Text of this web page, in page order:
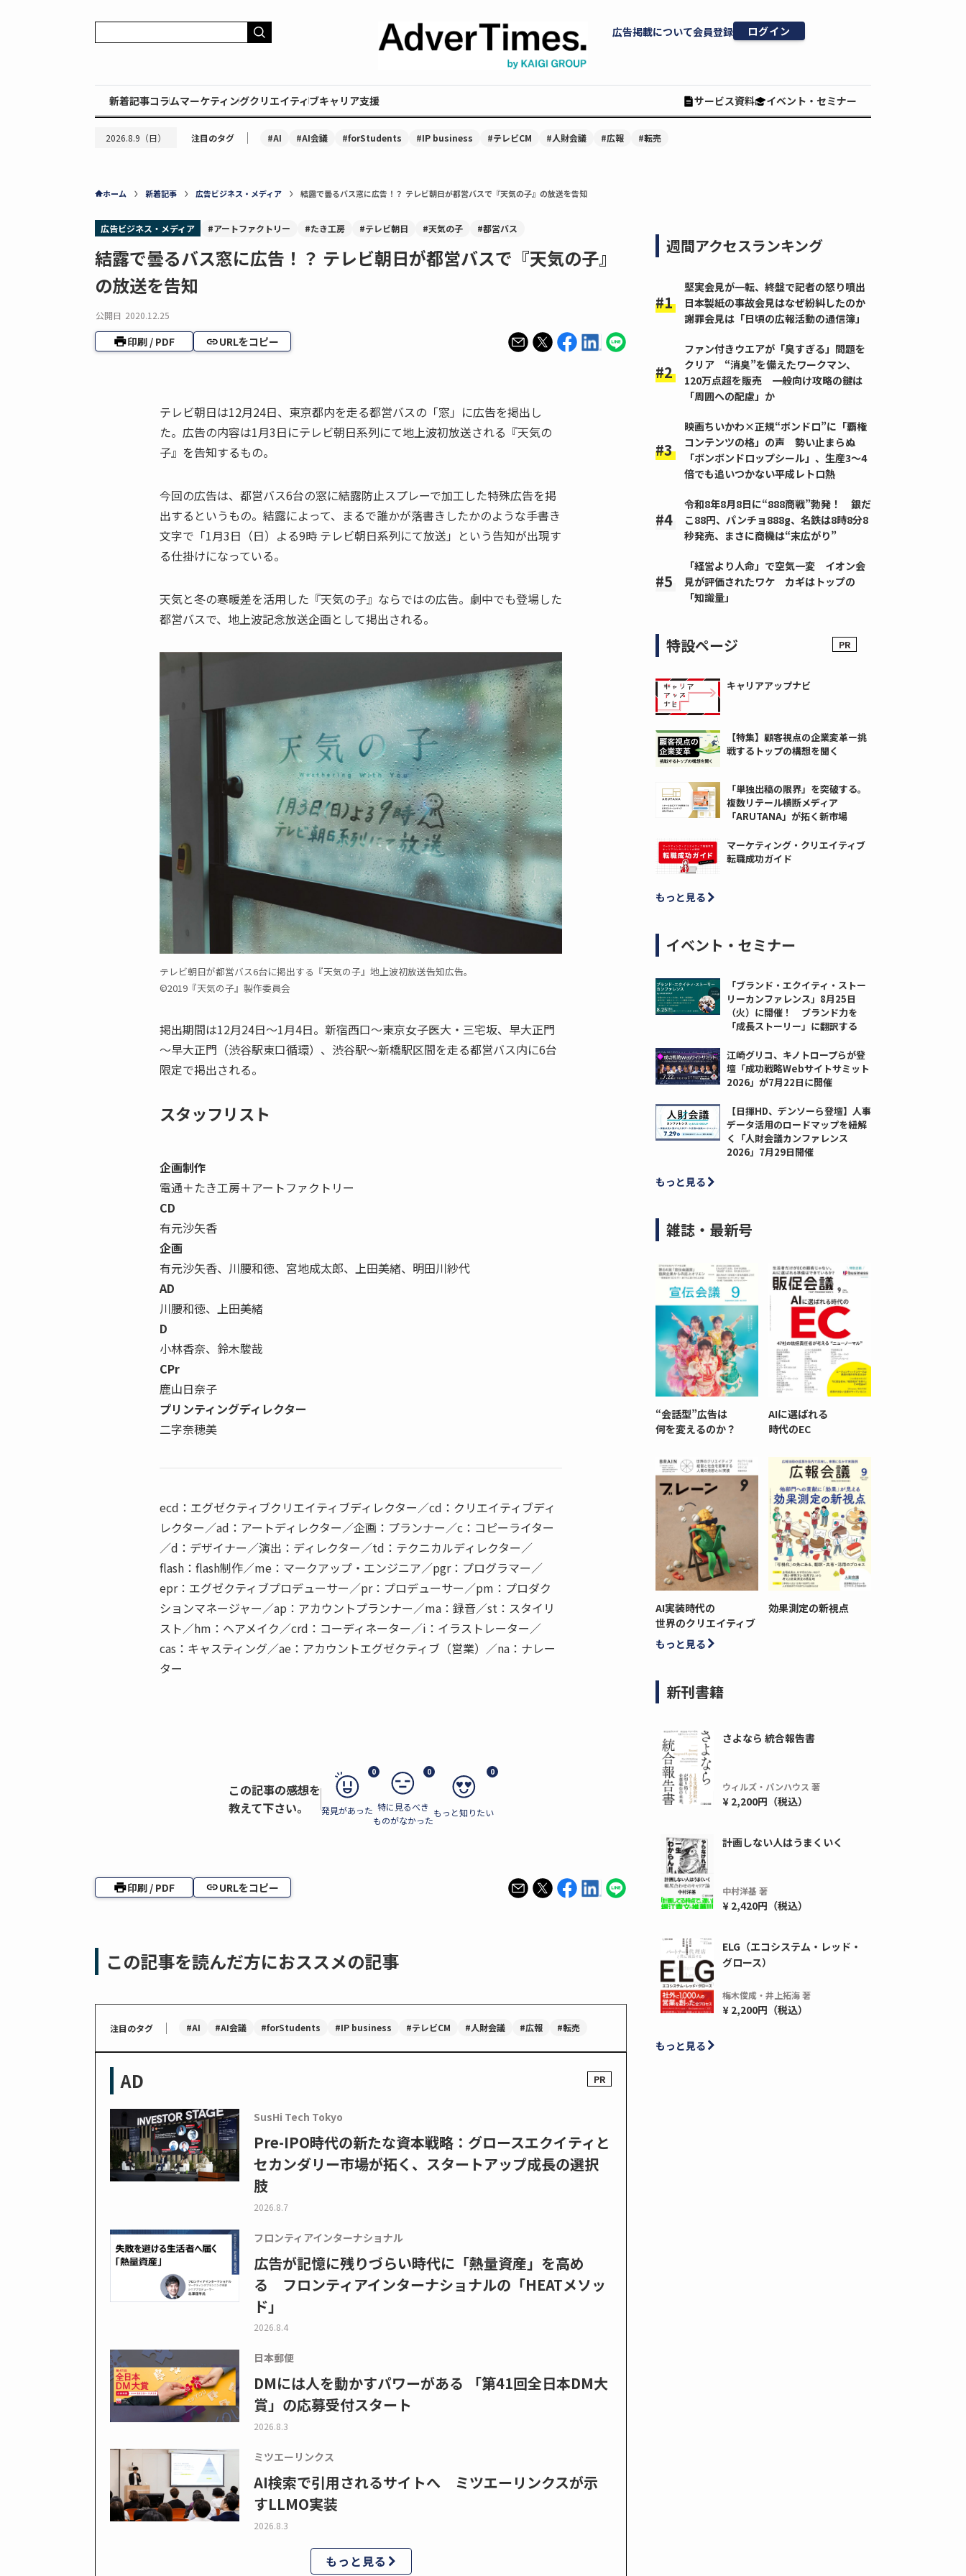
広告掲載について会員登録 ログイン
新着記事コラムマーケティングクリエイティブキャリア支援 サービス資料 イベント・セミナー
2026.8.9（日） 注目のタグ ｜ #AI #AI会議 #forStudents #IP business #テレビCM #人財会議 #広報 #転売
ホーム 新着記事 広告ビジネス・メディア 結露で曇るバス窓に広告！？ テレビ朝日が都営バスで『天気の子』の放送を告知
広告ビジネス・メディア #アートファクトリー #たき工房 #テレビ朝日 #天気の子 #都営バス
結露で曇るバス窓に広告！？ テレビ朝日が都営バスで『天気の子』
の放送を告知
公開日 2020.12.25
印刷 / PDF URLをコピー
テレビ朝日は12月24日、東京都内を走る都営バスの「窓」に広告を掲出し
た。広告の内容は1月3日にテレビ朝日系列にて地上波初放送される『天気の
子』を告知するもの。
今回の広告は、都営バス6台の窓に結露防止スプレーで加工した特殊広告を掲
出するというもの。結露によって、まるで誰かが落書きしたかのような手書き
文字で「1月3日（日）よる9時 テレビ朝日系列にて放送」という告知が出現す
る仕掛けになっている。
天気と冬の寒暖差を活用した『天気の子』ならではの広告。劇中でも登場した
都営バスで、地上波記念放送企画として掲出される。
テレビ朝日が都営バス6台に掲出する『天気の子』地上波初放送告知広告。
©2019『天気の子』製作委員会
掲出期間は12月24日～1月4日。新宿西口～東京女子医大・三宅坂、早大正門
～早大正門（渋谷駅東口循環）、渋谷駅～新橋駅区間を走る都営バス内に6台
限定で掲出される。
スタッフリスト
企画制作
電通＋たき工房＋アートファクトリー
CD
有元沙矢香
企画
有元沙矢香、川腰和徳、宮地成太郎、上田美緒、明田川紗代
AD
川腰和徳、上田美緒
D
小林香奈、鈴木駿哉
CPr
鹿山日奈子
プリンティングディレクター
二字奈穂美
ecd：エグゼクティブクリエイティブディレクター／cd：クリエイティブディ
レクター／ad：アートディレクター／企画：プランナー／c：コピーライター
／d：デザイナー／演出：ディレクター／td：テクニカルディレクター／
flash：flash制作／me：マークアップ・エンジニア／pgr：プログラマー／
epr：エグゼクティブプロデューサー／pr：プロデューサー／pm：プロダク
ションマネージャー／ap：アカウントプランナー／ma：録音／st：スタイリ
スト／hm：ヘアメイク／crd：コーディネーター／i：イラストレーター／
cas：キャスティング／ae：アカウントエグゼクティブ（営業）／na：ナレー
ター
この記事の感想を
教えて下さい。
0
発見があった
0
特に見るべき
ものがなかった
0
もっと知りたい
印刷 / PDF URLをコピー
この記事を読んだ方におススメの記事
注目のタグ ｜ #AI #AI会議 #forStudents #IP business #テレビCM #人財会議 #広報 #転売
AD
SusHi Tech Tokyo
Pre-IPO時代の新たな資本戦略：グロースエクイティと
セカンダリー市場が拓く、スタートアップ成長の選択
肢
2026.8.7
フロンティアインターナショナル
広告が記憶に残りづらい時代に「熱量資産」を高め
る フロンティアインターナショナルの「HEATメソッ
ド」
2026.8.4
日本郵便
DMには人を動かすパワーがある 「第41回全日本DM大
賞」の応募受付スタート
2026.8.3
ミツエーリンクス
AI検索で引用されるサイトへ ミツエーリンクスが示
すLLMO実装
2026.8.3
もっと見る
週間アクセスランキング
堅実会見が一転、終盤で記者の怒り噴出
日本製紙の事故会見はなぜ紛糾したのか
謝罪会見は「日頃の広報活動の通信簿」
ファン付きウエアが「臭すぎる」問題を
クリア “消臭”を備えたワークマン、
120万点超を販売 一般向け攻略の鍵は
「周囲への配慮」か
映画ちいかわ×正規“ボンドロ”に「覇権
コンテンツの格」の声 勢い止まらぬ
「ボンボンドロップシール」、生産3～4
倍でも追いつかない平成レトロ熱
令和8年8月8日に“888商戦”勃発！ 銀だ
こ88円、パンチョ888g、名鉄は8時8分8
秒発売、まさに商機は“末広がり”
「経営より人命」で空気一変 イオン会
見が評価されたワケ カギはトップの
「知識量」
特設ページ
キャリアアップナビ
【特集】顧客視点の企業変革ー挑
戦するトップの構想を聞く
「単独出稿の限界」を突破する。
複数リテール横断メディア
「ARUTANA」が拓く新市場
マーケティング・クリエイティブ
転職成功ガイド
もっと見る
イベント・セミナー
「ブランド・エクイティ・ストー
リーカンファレンス」8月25日
（火）に開催！ ブランド力を
「成長ストーリー」に翻訳する
江崎グリコ、キノトロープらが登
壇「成功戦略Webサイトサミット
2026」が7月22日に開催
【日揮HD、デンソーら登壇】人事
データ活用のロードマップを紐解
く「人財会議カンファレンス
2026」7月29日開催
もっと見る
雑誌・最新号
“会話型”広告は
何を変えるのか？
AIに選ばれる
時代のEC
AI実装時代の
世界のクリエイティブ
効果測定の新視点
もっと見る
新刊書籍
さよなら 統合報告書
ウィルズ・パンハウス 著
¥ 2,200円（税込）
計画しない人はうまくいく
中村洋基 著
¥ 2,420円（税込）
ELG（エコシステム・レッド・
グロース）
梅木俊成・井上拓海 著
¥ 2,200円（税込）
もっと見る